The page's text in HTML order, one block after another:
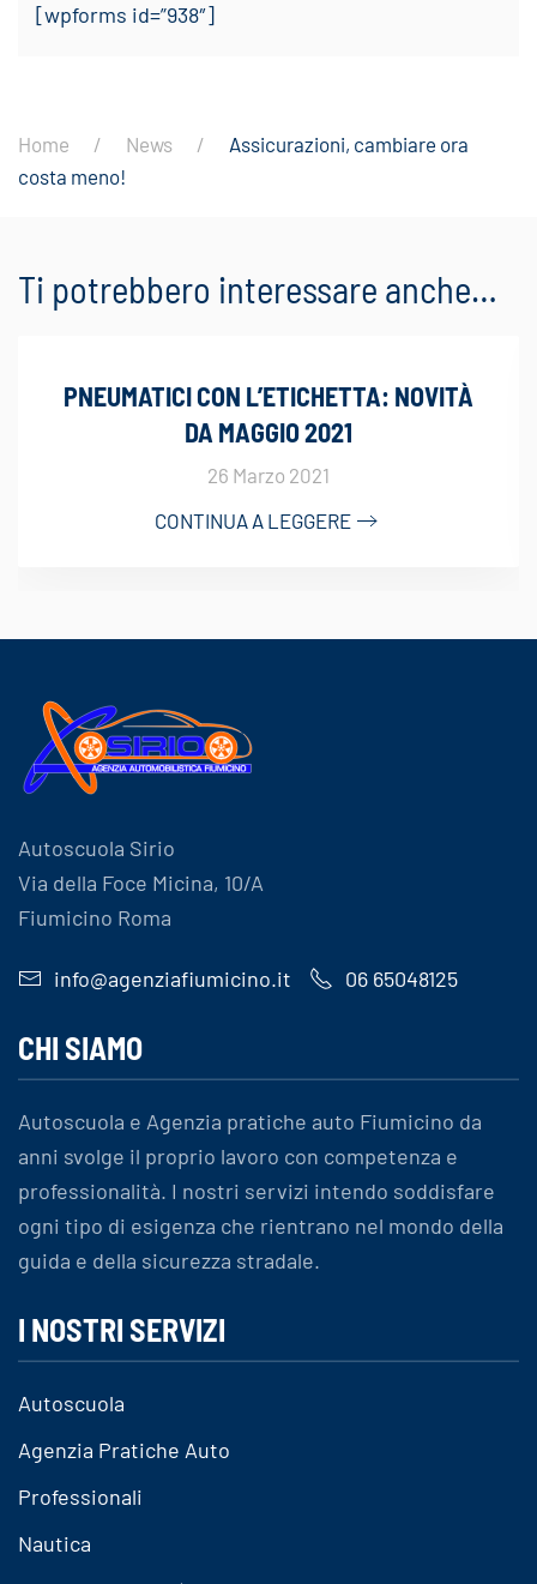
[wpforms id=”938″]
Home News
Assicurazioni, cambiare ora
costa meno!
Ti potrebbero interessare anche…
PNEUMATICI CON L’ETICHETTA: NOVITÀ
DA MAGGIO 2021
26 Marzo 2021
CONTINUA A LEGGERE
Autoscuola Sirio
Via della Foce Micina, 10/A
Fiumicino Roma
info@agenziafiumicino.it 06 65048125
CHI SIAMO
Autoscuola e Agenzia pratiche auto Fiumicino da
anni svolge il proprio lavoro con competenza e
professionalità. I nostri servizi intendo soddisfare
ogni tipo di esigenza che rientrano nel mondo della
guida e della sicurezza stradale.
I NOSTRI SERVIZI
Autoscuola
Agenzia Pratiche Auto
Professionali
Nautica